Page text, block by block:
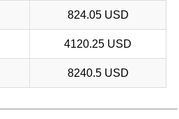
824.05 USD
4120.25 USD
8240.5 USD